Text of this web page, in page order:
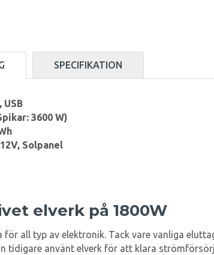
SPECIFIKATION
USB
3600 W)
Solpanel
elverk på 1800W
all typ av elektronik. Tack vare vanliga
tidigare använt elverk för att klara